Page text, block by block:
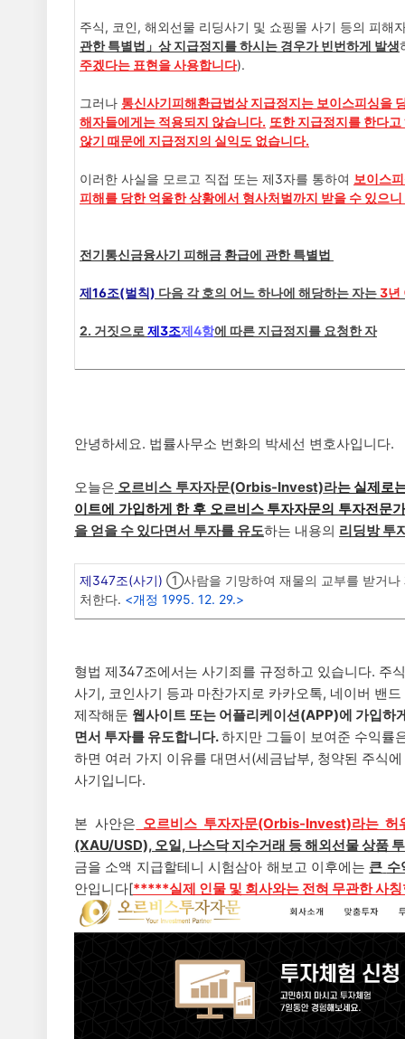
주식, 코인, 해외선물 리딩사기 및 쇼핑몰 사기 등의 피해
관한 특별법 」상 지급정지를 하시는 경우가 빈번하게 발생
주겠다는 표현을 사용합니다).
그러나 통신사기피해환급법상 지급정지는 보이스피싱을
해자들에게는 적용되지 않습니다. 또한 지급정지를 한다
않기 때문에 지급정지의 실익도 없습니다.
이러한 사실을 모르고 직접 또는 제3자를 통하여 보이스
피해를 당한 억울한 상황에서 형사처벌까지 받을 수 있으니
전기통신금융사기 피해금 환급에 관한 특별법
제16조(벌칙) 다음 각 호의 어느 하나에 해당하는 자는3년
2. 거짓으로 제3조제4항에 따른 지급정지를 요청한 자
안녕하세요. 법률사무소 번화의 박세선 변호사입니다.
오늘은 오르비스 투자자문(Orbis-Invest)라는 실제로
이트에 가입하게 한 후 오르비스 투자자문의 투자전문
을 얻을 수 있다면서 투자를 유도하는 내용의 리딩방 투
제347조(사기) ①사람을 기망하여 재물의 교부를 받거나
처한다. <개정 1995. 12. 29.>
형법 제347조에서는 사기죄를 규정하고 있습니다. 주
사기, 코인사기 등과 마찬가지로 카카오톡, 네이버 밴
제작해둔 웹사이트 또는 어플리케이션(APP)에 가입하
면서 투자를 유도합니다.하지만 그들이 보여준 수익률
하면 여러 가지 이유를 대면서(세금납부, 청약된 주식
사기입니다.
본 사안은 오르비스 투자자문(Orbis-Invest)라는 허
(XAU/USD), 오일, 나스닥 지수거래 등 해외선물 상품
금을 소액 지급할테니 시험삼아 해보고 이후에는 큰 수
안입니다[*****실제 인물 및 회사와는 전혀 무관한 사